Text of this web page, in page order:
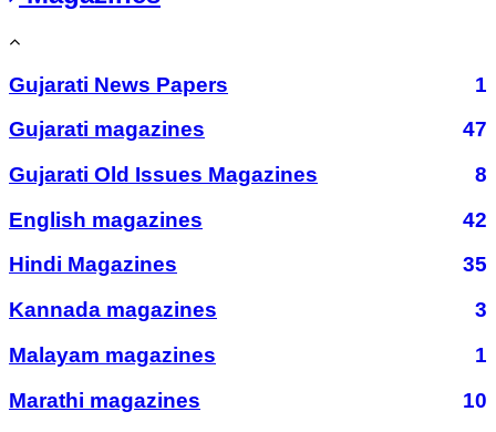
Gujarati News Papers
1
Gujarati magazines
47
Gujarati Old Issues Magazines
8
English magazines
42
Hindi Magazines
35
Kannada magazines
3
Malayam magazines
1
Marathi magazines
10